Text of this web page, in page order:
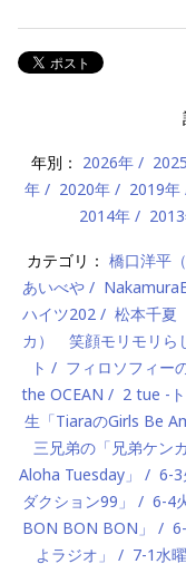
年別： 2026年
年
2020年 2019年
2014年
カテゴリ： 橋口洋平
あいべや
ハイツ202
松本千夏
カ） 笑顔モリモリら
ト
フィロソフィー
the OCEAN
2 tue -
生「TiaraのGirls Be
三兄弟の「兄弟ケンカ
Aloha Tuesday」
6-3
ダクション99」
6-4
BON BON BON」
よラジオ」
7-1水